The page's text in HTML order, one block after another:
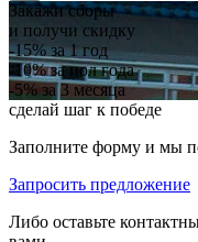
Закажи сборы
и получи скидку
-15%за 1 год
-10%за пол года
-5%за 3 месяца
сделай шаг к победе
Заполните форму и мы
Запросить предложение
Либо оставьте